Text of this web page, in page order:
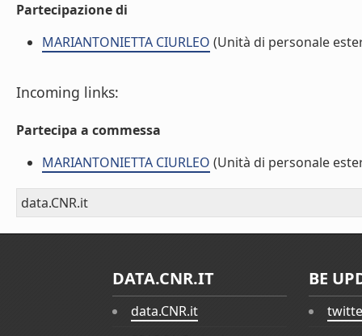
Partecipazione di
MARIANTONIETTA CIURLEO (Unità di personale
Incoming links:
Partecipa a commessa
MARIANTONIETTA CIURLEO (Unità di personale
data.CNR.it
DATA.CNR.IT
data.CNR.it
BE